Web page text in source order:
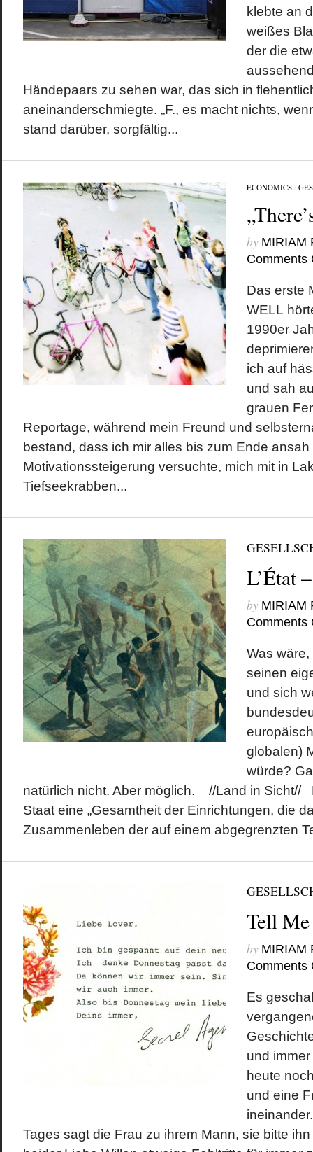
klebte an
weißes
der die
Händepaars zu sehen war, das sich in
aneinanderschmiegte. „F., es macht nichts,
stand darüber, sorgfältig...
ECONOMICS/
by MIRIAM
Comments
Das erste
WELL
1990er
ich auf
und sah
grauen
Reportage, während mein Freund und
bestand, dass ich mir alles bis zum Ende ansah
Motivationssteigerung versuchte, mich mit in
Tiefseekrabben...
L’État
by MIRIAM
Comments
Was
seinen
und sich
globalen)
würde?
natürlich nicht. Aber möglich. //Land in Sicht//
Staat eine „Gesamtheit der Einrichtungen, die
Zusammenleben der auf einem abgegrenzten
Tell
by MIRIAM
Comments
Es
und
heute
und eine
Tages sagt die Frau zu ihrem Mann, sie bitte